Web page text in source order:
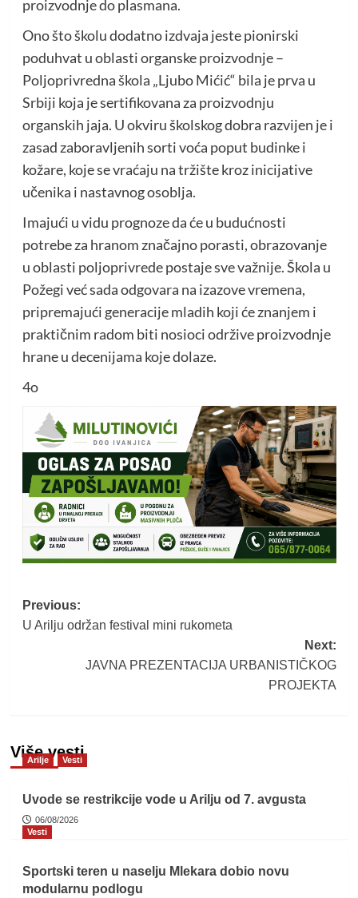
proizvodnje do plasmana.
Ono što školu dodatno izdvaja jeste pionirski
poduhvat u oblasti organske proizvodnje –
Poljoprivredna škola „Ljubo Mićić“ bila je prva u
Srbiji koja je sertifikovana za proizvodnju
organskih jaja. U okviru školskog dobra razvijen je i
zasad zaboravljenih sorti voća poput budinke i
kožare, koje se vraćaju na tržište kroz inicijative
učenika i nastavnog osoblja.
Imajući u vidu prognoze da će u budućnosti
potrebe za hranom značajno porasti, obrazovanje
u oblasti poljoprivrede postaje sve važnije. Škola u
Požegi već sada odgovara na izazove vremena,
pripremajući generacije mladih koji će znanjem i
praktičnim radom biti nosioci održive proizvodnje
hrane u decenijama koje dolaze.
4o
Post
navigation
Previous:
U Arilju održan festival mini rukometa
Next:
JAVNA PREZENTACIJA URBANISTIČKOG
PROJEKTA
Više vesti
Arilje Vesti
Uvode se restrikcije vode u Arilju od 7. avgusta
06/08/2026
Vesti
Sportski teren u naselju Mlekara dobio novu
modularnu podlogu